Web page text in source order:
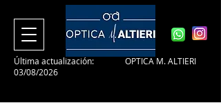
Última actualización:
03/08/2026
OPTICA M. ALTIERI